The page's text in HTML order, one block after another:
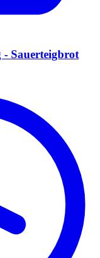
Sauerteigbrot